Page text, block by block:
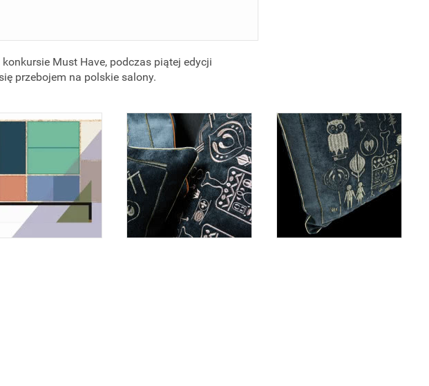
Must Have, podczas piątej edycji
przebojem na polskie salony.